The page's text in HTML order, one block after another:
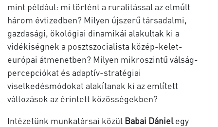
mint például: mi történt a ruralitással az elmúlt
három évtizedben? Milyen újszerű társadalmi,
gazdasági, ökológiai dinamikái alakultak ki a
vidékiségnek a posztszocialista közép-kelet-
európai átmenetben? Milyen mikroszintű válság-
percepciókat és adaptív-stratégiai
viselkedésmódokat alakítanak ki az említett
változások az érintett közösségekben?
Intézetünk munkatársai közül Babai Dánielegy